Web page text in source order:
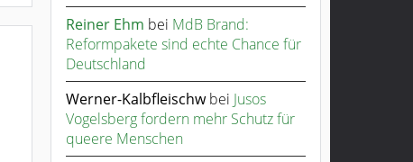
Reiner Ehm bei MdB Brand:
Reformpakete sind echte Chance für
Deutschland
Werner-Kalbfleischwbei Jusos
Vogelsberg fordern mehr Schutz für
queere Menschen